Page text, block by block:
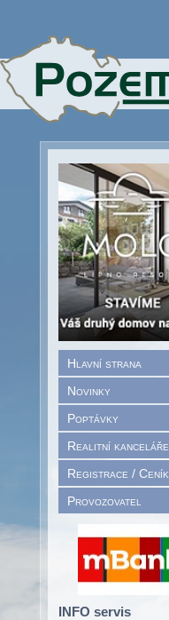
Hlavní strana
Novinky
Poptávky
Realitní kanceláře
Registrace / Ceník
Provozovatel
INFO servis